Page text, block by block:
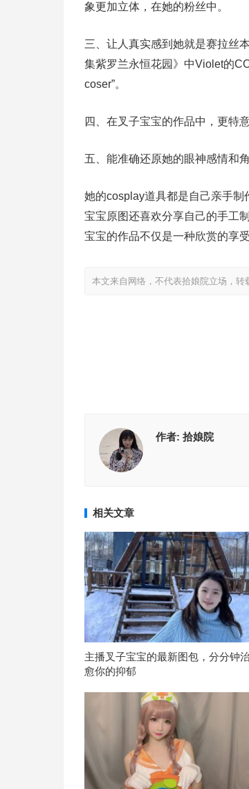
象更加立体，在她的粉丝中。
三、让人真实感到她就是赛拉丝
集紫罗兰永恒花园》中Violet的
coser”。
四、在叉子宝宝的作品中，更特
五、能准确还原她的眼神感情和
她的cosplay道具都是自己亲手
宝宝原图还喜欢分享自己的手工
宝宝的作品不仅是一种欣赏的享
本文来自网络，不代表拾娘院立场，
作者: 拾娘院
相关文章
主播叉子宝宝的最新图包，分分钟
愈你的抑郁